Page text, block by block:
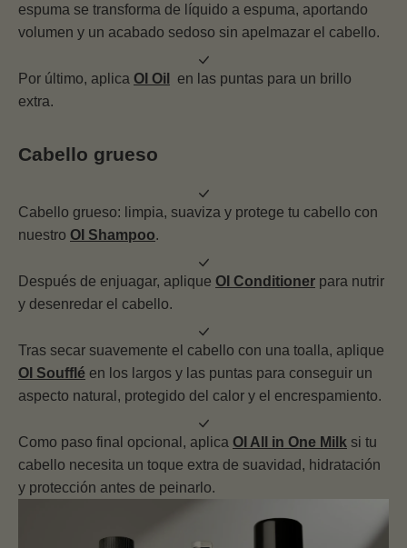
espuma se transforma de líquido a espuma, aportando
volumen y un acabado sedoso sin apelmazar el cabello.
Por último, aplica OI Oil
en las puntas para un brillo
extra.
Cabello grueso
Cabello grueso: limpia, suaviza y protege tu cabello con
nuestro OI Shampoo.
Después de enjuagar, aplique OI Conditioner para nutrir
y desenredar el cabello.
Tras secar suavemente el cabello con una toalla, aplique
OI Soufflé en los largos y las puntas para conseguir un
aspecto natural, protegido del calor y el encrespamiento.
Como paso final opcional, aplica OI All in One Milk si tu
cabello necesita un toque extra de suavidad, hidratación
y protección antes de peinarlo.